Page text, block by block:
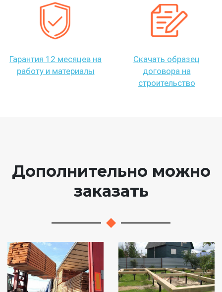
Гарантия 12 месяцев на
работу и материалы
Скачать образец
договора на
строительство
Дополнительно можно
заказать